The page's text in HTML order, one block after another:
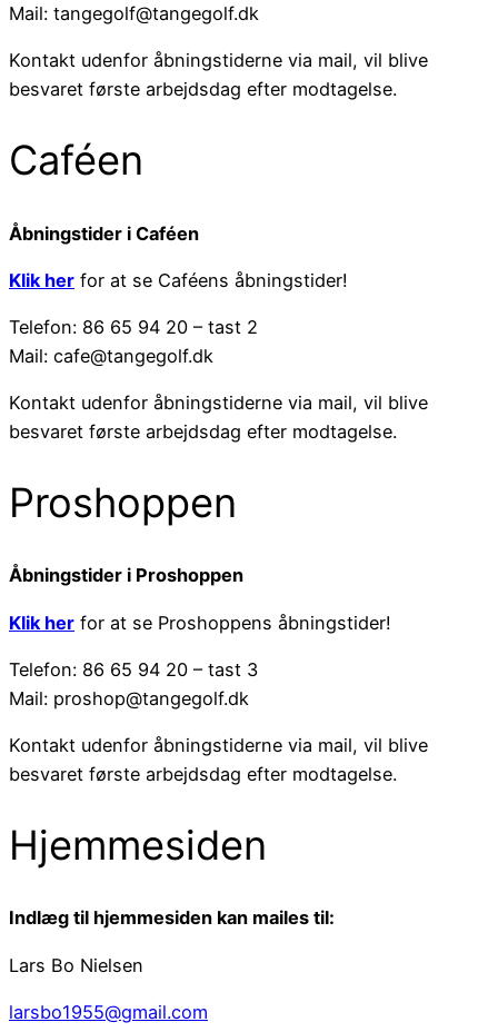
Mail: tangegolf@tangegolf.dk
Kontakt udenfor åbningstiderne via mail, vil blive
besvaret første arbejdsdag efter modtagelse.
Caféen
Åbningstider i Caféen
Klik her for at se Caféens åbningstider!
Telefon: 86 65 94 20 – tast 2
Mail: cafe@tangegolf.dk
Kontakt udenfor åbningstiderne via mail, vil blive
besvaret første arbejdsdag efter modtagelse.
Proshoppen
Åbningstider i Proshoppen
Klik her for at se Proshoppens åbningstider!
Telefon: 86 65 94 20 – tast 3
Mail: proshop@tangegolf.dk
Kontakt udenfor åbningstiderne via mail, vil blive
besvaret første arbejdsdag efter modtagelse.
Hjemmesiden
Indlæg til hjemmesiden kan mailes til:
Lars Bo Nielsen
larsbo1955@gmail.com